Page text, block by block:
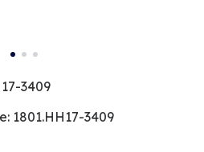
3409
1801.HH17-3409